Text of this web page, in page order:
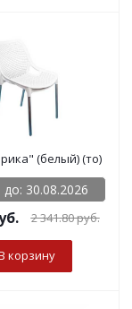
Стул "Эврика" (белый) (то)
до: 30.08.2026
2 341.80руб.
корзину